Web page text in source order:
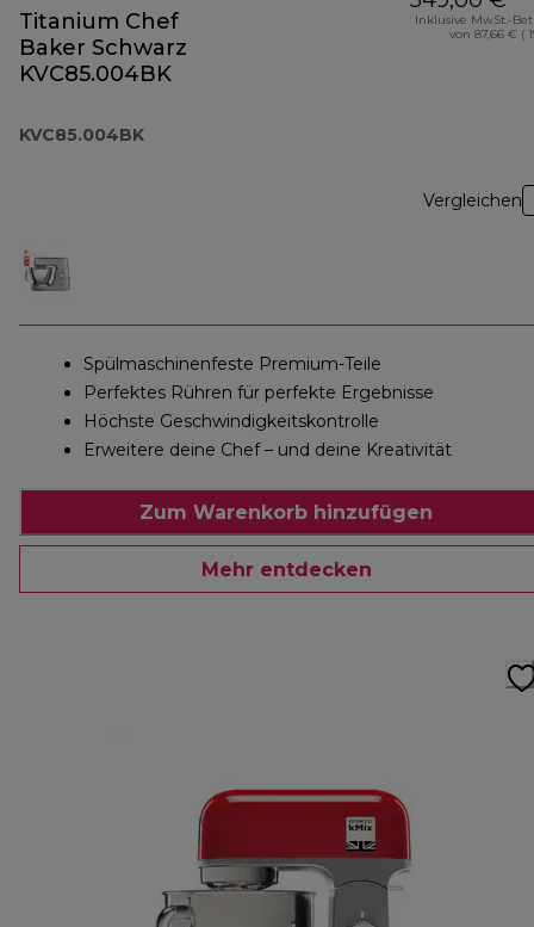
Titanium Chef
Baker Schwarz
KVC85.004BK
KVC85.004BK
Inklusive MwSt.-
von 87,66 € (
Vergleichen
Spülmaschinenfeste Premium-Teile
Perfektes Rühren für perfekte Ergebnisse
Höchste Geschwindigkeitskontrolle
Erweitere deine Chef – und deine Kreativität
Zum Warenkorb hinzufügen
Mehr entdecken